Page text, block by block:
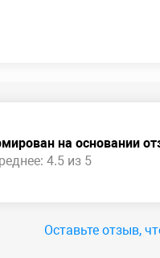
на основании
4.5 из 5
Оставьте отзыв,